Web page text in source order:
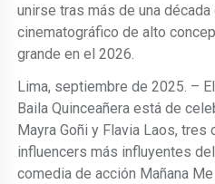
unirse tras más de una década
cinematográfico de alto
grande en el 2026.
Lima, septiembre de 2025. –
Baila Quinceañera está de
Mayra Goñi y Flavia Laos, tres
influencers más influyentes
comedia de acción Mañana